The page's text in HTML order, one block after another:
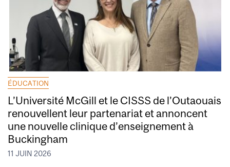
ÉDUCATION
L’Université McGill et le CISSS de l’Outaouais
renouvellent leur partenariat et annoncent
une nouvelle clinique d’enseignement à
Buckingham
11 JUIN 2026